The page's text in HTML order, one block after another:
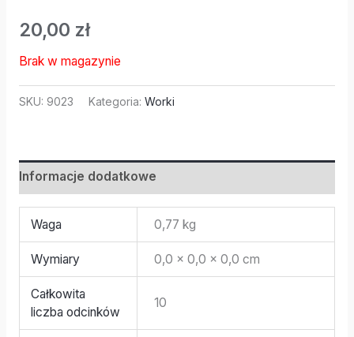
20,00 zł
Brak w magazynie
SKU: 9023 Kategoria: Worki
Informacje dodatkowe
Waga 0,77 kg
Wymiary 0,0 × 0,0 × 0,0 cm
Całkowita
liczba odcinków
10